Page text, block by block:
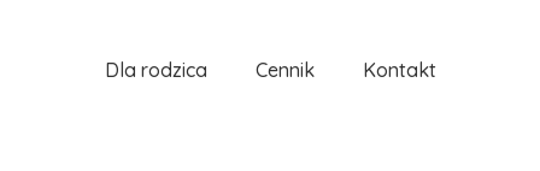
Dla rodzica Cennik Kontakt